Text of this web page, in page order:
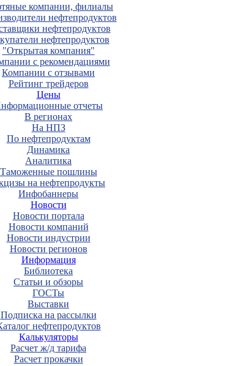
компании, филиалы
нефтепродуктов
нефтепродуктов
нефтепродуктов
"Открытая компания"
с рекомендациями
Компании с отзывами
Рейтинг трейдеров
Цены
отчеты
В регионах
На НПЗ
По нефтепродуктам
Динамика
Аналитика
Таможенные пошлины
на нефтепродукты
Инфобаннеры
Новости
Новости портала
Новости компаний
Новости индустрии
Новости регионов
Информация
Библиотека
Статьи и обзоры
ГОСТы
Выставки
Подписка на рассылки
нефтепродуктов
Калькуляторы
Расчет ж/д тарифа
Расчет прокачки